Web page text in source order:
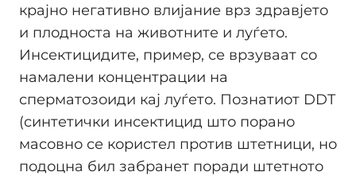
крајно негативно влијание врз здравјето
и плодноста на животните и луѓето.
Инсектицидите, пример, се врзуваат со
намалени концентрации на
сперматозоиди кај луѓето. Познатиот DDT
(синтетички инсектицид што порано
масовно се користел против штетници, но
подоцна бил забранет поради штетното